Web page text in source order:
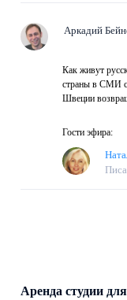
Аркадий
Как живут
страны в СМИ
Швеции
Гости эфира:
Аренда студии